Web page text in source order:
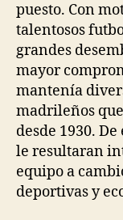
puesto. Con
talentosos
grandes
mayor
mantenía
madrileños
desde 1930.
le resultaran
equipo a
deportivas y